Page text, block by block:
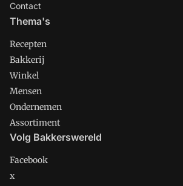
Contact
Thema's
Recepten
Bakkerij
Winkel
Mensen
Ondernemen
Assortiment
Volg Bakkerswereld
Facebook
x